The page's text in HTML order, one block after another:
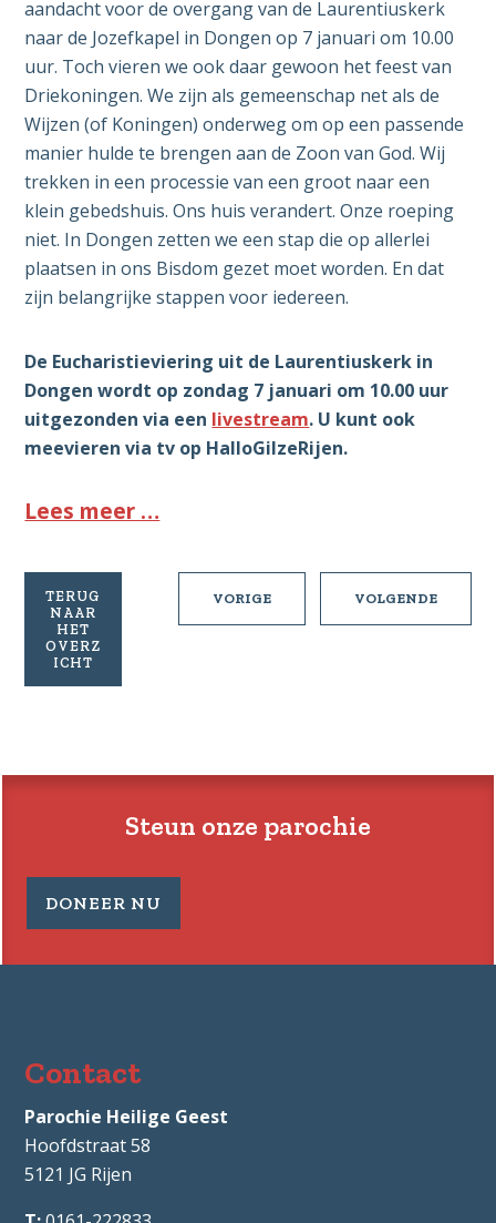
aandacht voor de overgang van de Laurentiuskerk
naar de Jozefkapel in Dongen op 7 januari om 10.00
uur. Toch vieren we ook daar gewoon het feest van
Driekoningen. We zijn als gemeenschap net als de
Wijzen (of Koningen) onderweg om op een passende
manier hulde te brengen aan de Zoon van God. Wij
trekken in een processie van een groot naar een
klein gebedshuis. Ons huis verandert. Onze roeping
niet. In Dongen zetten we een stap die op allerlei
plaatsen in ons Bisdom gezet moet worden. En dat
zijn belangrijke stappen voor iedereen.
De Eucharistieviering uit de Laurentiuskerk in
Dongen wordt op zondag 7 januari om 10.00 uur
uitgezonden via een livestream. U kunt ook
meevieren via tv op HalloGilzeRijen.
Lees meer …
TERUG
NAAR
HET
OVERZ
ICHT
VORIGEPASTORALE VOLGENDE
Steun onze parochie
DONEER NU
Contact
Parochie Heilige Geest
Hoofdstraat 58
5121 JG Rijen